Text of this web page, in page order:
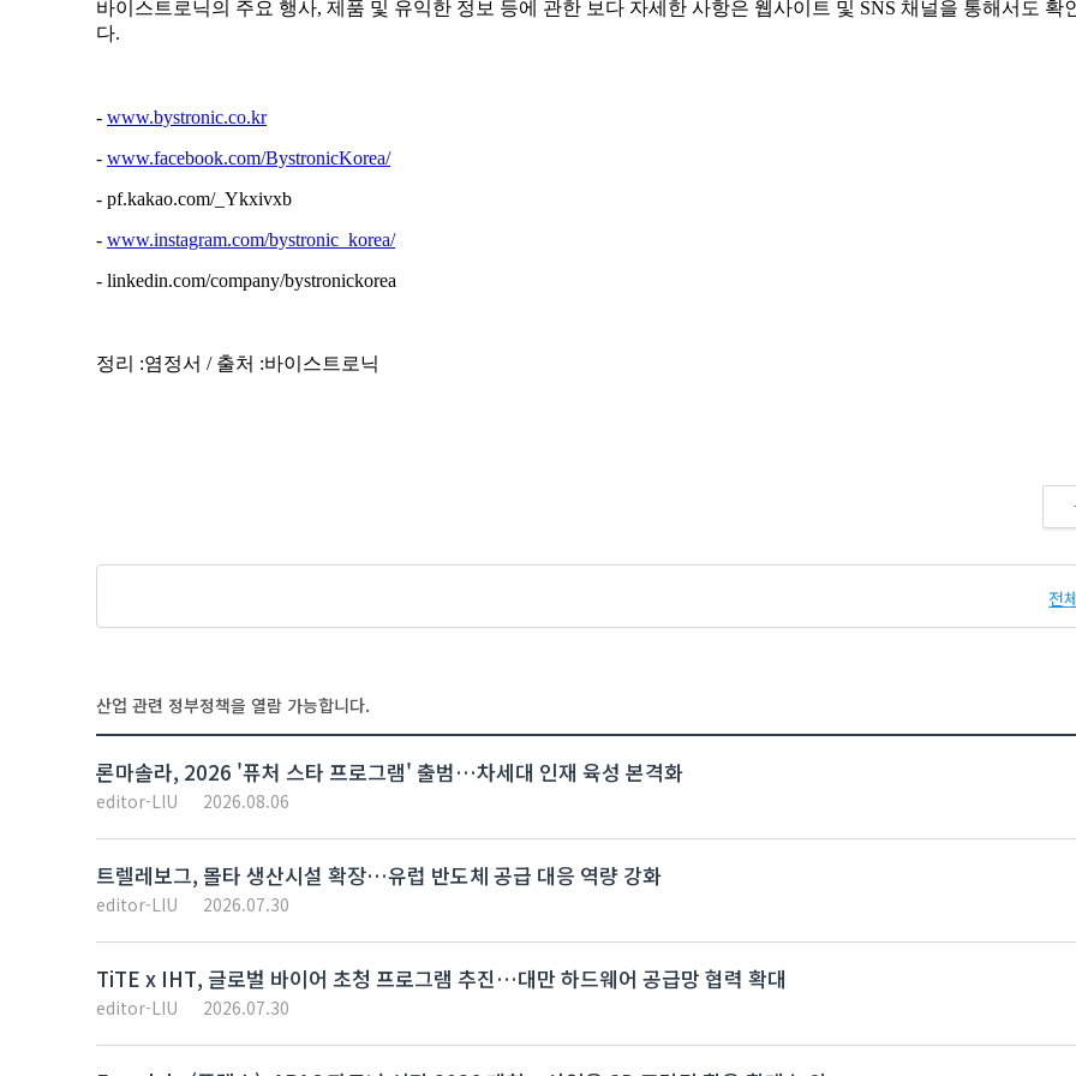
전
산업 관련 정부정책을 열람 가능합니다.
론마솔라, 2026 '퓨처 스타 프로그램' 출범…차세대 인재 육성 본격화
editor-LIU 2026.08.06
트렐레보그, 몰타 생산시설 확장…유럽 반도체 공급 대응 역량 강화
editor-LIU 2026.07.30
TiTE x IHT, 글로벌 바이어 초청 프로그램 추진…대만 하드웨어 공급망 협력 확대
editor-LIU 2026.07.30